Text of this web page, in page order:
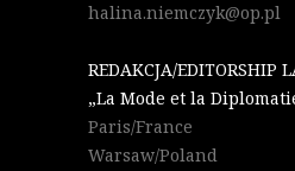
halina.niemczyk@op.pl
REDAKCJA/EDITORSHIP
„La Mode et la
Paris/France
Warsaw/Poland